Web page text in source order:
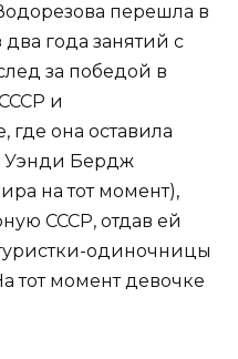
перешла в
два года занятий с
за победой в
и
она оставила
Уэнди Бердж
на тот момент),
СССР, отдав ей
одиночницы
тот момент девочке